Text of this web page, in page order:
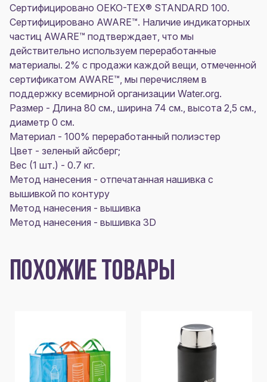
Сертифицировано OEKO-TEX® STANDARD 100.
Сертифицировано AWARE™. Наличие индикаторных
частиц AWARE™ подтверждает, что мы
действительно используем переработанные
материалы. 2% с продажи каждой вещи, отмеченной
сертификатом AWARE™, мы перечисляем в
поддержку всемирной организации Water.org.
Размер - Длина 80 см., ширина 74 см., высота 2,5 см.,
диаметр 0 см.
Материал - 100% переработанный полиэстер
Цвет - зеленый айсберг;
Вес (1 шт.) - 0.7 кг.
Метод нанесения - отпечатанная нашивка с
вышивкой по контуру
Метод нанесения - вышивка
Метод нанесения - вышивка 3D
ПОХОЖИЕ ТОВАРЫ